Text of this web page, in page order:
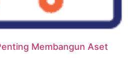
Membangun Aset